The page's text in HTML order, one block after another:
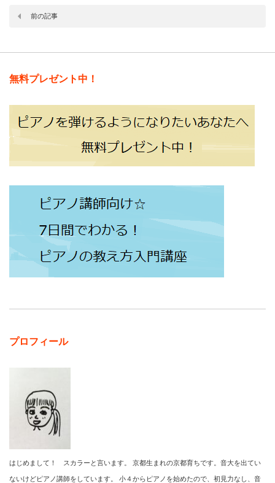
前の記事
無料プレゼント中！
プロフィール
はじめまして！ スカラーと言います。 京都生まれの京都育ちです。音大を出てい
ないけどピアノ講師をしています。 小４からピアノを始めたので、初見力なし、音